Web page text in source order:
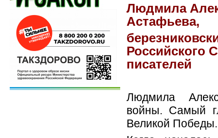
Людмила
Астафьева,
Российского
писателей
Людмила
войны. Самый
Великой Победы.